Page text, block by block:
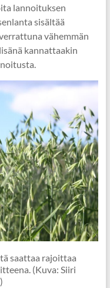
lannoituksen
sisältää
vähemmän
kannattaakin
saattaa rajoittaa
(Kuva: Siiri